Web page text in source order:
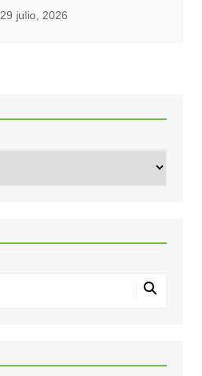
29 julio, 2026